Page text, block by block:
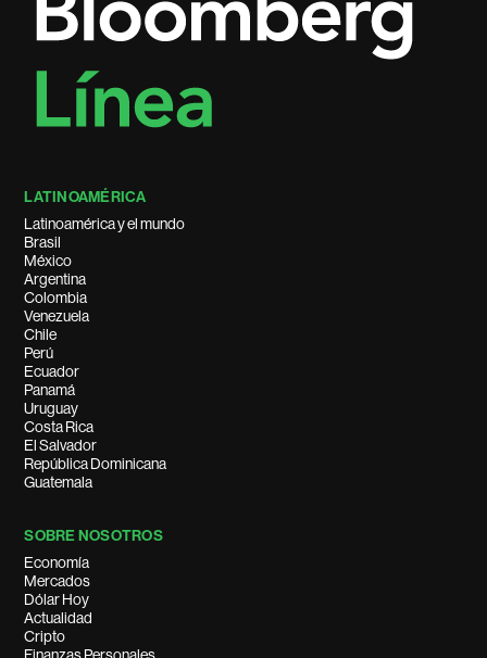
LATINOAMÉRICA
Latinoamérica y el mundo
Brasil
México
Argentina
Colombia
Venezuela
Chile
Perú
Ecuador
Panamá
Uruguay
Costa Rica
El Salvador
República Dominicana
Guatemala
SOBRE NOSOTROS
Economía
Mercados
Dólar Hoy
Actualidad
Cripto